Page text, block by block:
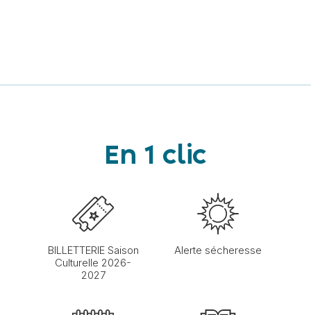
En 1 clic
BILLETTERIE Saison
Culturelle 2026-
2027
Alerte sécheresse